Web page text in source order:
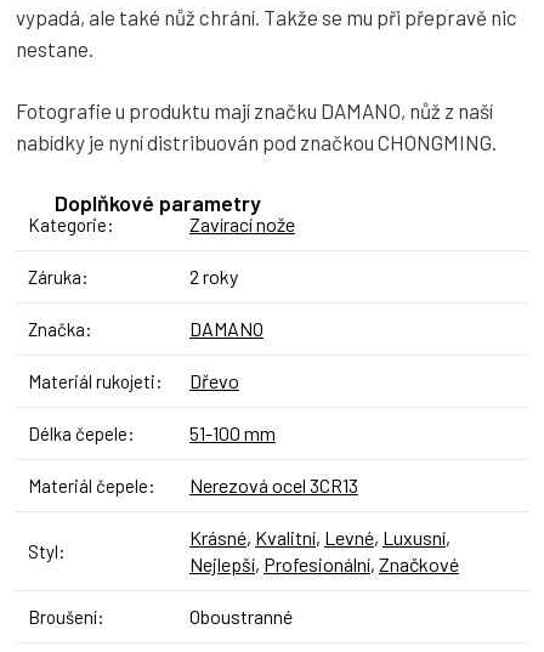
vypadá, ale také nůž chrání. Takže se mu při přepravě nic
nestane.
Fotografie u produktu mají značku DAMANO, nůž z naší
nabídky je nyní distribuován pod značkou CHONGMING.
Doplňkové parametry
Kategorie: Zavírací nože
Záruka: 2 roky
Značka: DAMANO
Materiál rukojeti: Dřevo
Délka čepele: 51-100 mm
Materiál čepele: Nerezová ocel 3CR13
Styl:
Krásné, Kvalitní, Levné, Luxusní,
Nejlepší, Profesionální, Značkové
Broušení: Oboustranné